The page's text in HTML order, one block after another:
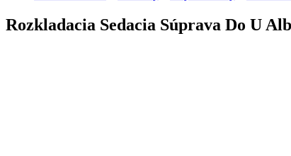
Rozkladacia Sedacia Súprava Do U